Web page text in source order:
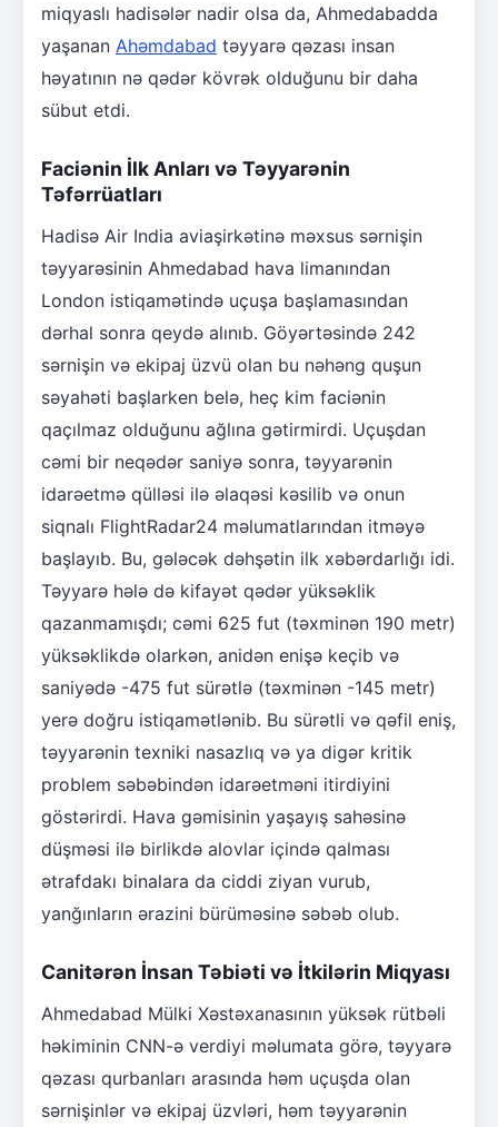
miqyaslı hadisələr nadir olsa da, Ahmedabadda
yaşanan Ahəmdabad təyyarə qəzası insan
həyatının nə qədər kövrək olduğunu bir daha
sübut etdi.
Faciənin İlk Anları və Təyyarənin
Təfərrüatları
Hadisə Air India aviaşirkətinə məxsus sərnişin
təyyarəsinin Ahmedabad hava limanından
London istiqamətində uçuşa başlamasından
dərhal sonra qeydə alınıb. Göyərtəsində 242
sərnişin və ekipaj üzvü olan bu nəhəng quşun
səyahəti başlarken belə, heç kim faciənin
qaçılmaz olduğunu ağlına gətirmirdi. Uçuşdan
cəmi bir neqədər saniyə sonra, təyyarənin
idarəetmə qülləsi ilə əlaqəsi kəsilib və onun
siqnalı FlightRadar24 məlumatlarından itməyə
başlayıb. Bu, gələcək dəhşətin ilk xəbərdarlığı idi.
Təyyarə hələ də kifayət qədər yüksəklik
qazanmamışdı; cəmi 625 fut (təxminən 190 metr)
yüksəklikdə olarkən, anidən enişə keçib və
saniyədə -475 fut sürətlə (təxminən -145 metr)
yerə doğru istiqamətlənib. Bu sürətli və qəfil eniş,
təyyarənin texniki nasazlıq və ya digər kritik
problem səbəbindən idarəetməni itirdiyini
göstərirdi. Hava gəmisinin yaşayış sahəsinə
düşməsi ilə birlikdə alovlar içində qalması
ətrafdakı binalara da ciddi ziyan vurub,
yanğınların ərazini bürüməsinə səbəb olub.
Canitərən İnsan Təbiəti və İtkilərin Miqyası
Ahmedabad Mülki Xəstəxanasının yüksək rütbəli
həkiminin CNN-ə verdiyi məlumata görə, təyyarə
qəzası qurbanları arasında həm uçuşda olan
sərnişinlər və ekipaj üzvləri, həm təyyarənin